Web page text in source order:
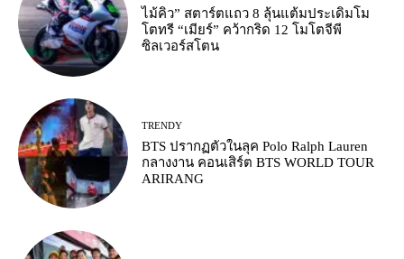
ไม้คิว” สตาร์ตแถว 8 ลุ้นแต้มประเดิมโม
โตทรี “เมียร์” คว้ากริด 12 โมโตจีพี
ซิลเวอร์สโตน
TRENDY
BTS ปรากฏตัวในลุค Polo Ralph Lauren
กลางงาน คอนเสิร์ต BTS WORLD TOUR
ARIRANG